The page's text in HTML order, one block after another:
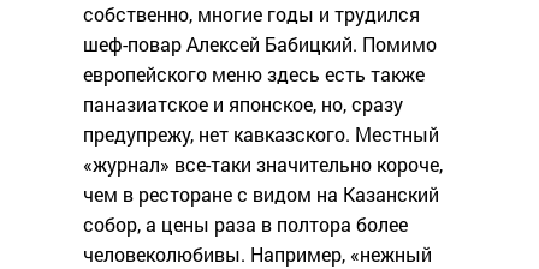
собственно, многие годы и трудился
шеф-повар Алексей Бабицкий. Помимо
европейского меню здесь есть также
паназиатское и японское, но, сразу
предупрежу, нет кавказского. Местный
«журнал» все-таки значительно короче,
чем в ресторане с видом на Казанский
собор, а цены раза в полтора более
человеколюбивы. Например, «нежный